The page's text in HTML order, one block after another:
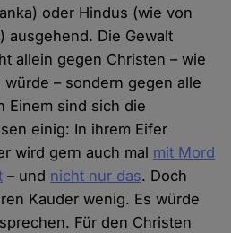
oder Hindus (wie von
ausgehend. Die Gewalt
allein gegen Christen – wie
– sondern gegen alle
Einem sind sich die
einig: In ihrem Eifer
wird gern auch mal mit Mord
– und nicht nur das. Doch
Kauder wenig. Es würde
Für den Christen